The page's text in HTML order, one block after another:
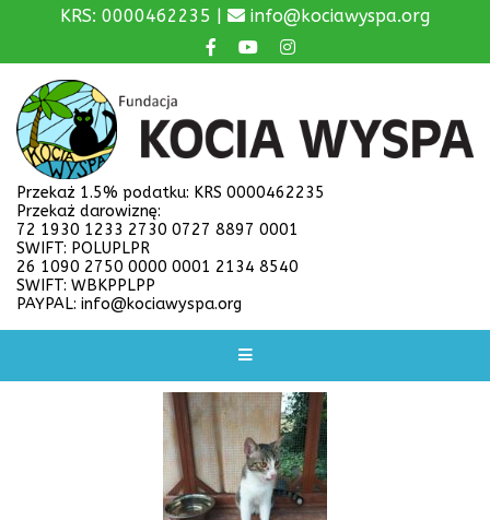
KRS: 0000462235 | info@kociawyspa.org
Przekaż 1.5% podatku: KRS 0000462235
Przekaż darowiznę:
72 1930 1233 2730 0727 8897 0001
SWIFT: POLUPLPR
26 1090 2750 0000 0001 2134 8540
SWIFT: WBKPPLPP
PAYPAL: info@kociawyspa.org